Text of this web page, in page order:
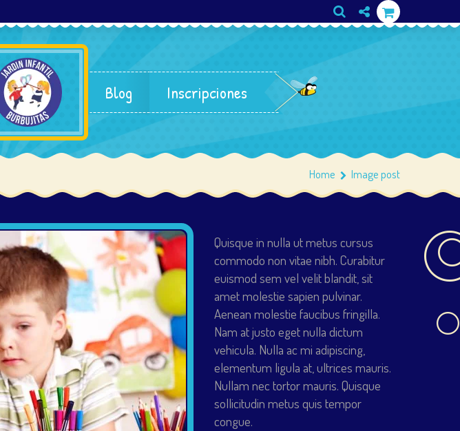
Blog Inscripciones
Home Image post
Quisque in nulla ut metus cursus
commodo non vitae nibh. Curabitur
euismod sem vel velit blandit, sit
amet molestie sapien pulvinar.
Aenean molestie faucibus fringilla.
Nam at justo eget nulla dictum
vehicula. Nulla ac mi adipiscing,
elementum ligula at, ultrices mauris.
Nullam nec tortor mauris. Quisque
sollicitudin metus quis tempor
congue.